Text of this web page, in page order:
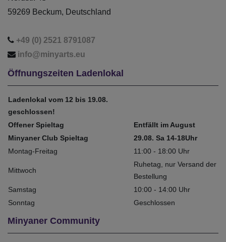
59269 Beckum, Deutschland
+49 (0) 2521 8791087
info@minyarts.eu
Öffnungszeiten Ladenlokal
Ladenlokal vom 12 bis 19.08.
geschlossen!
Offener Spieltag
Entfällt im August
Minyaner Club Spieltag
29.08. Sa 14-18Uhr
Montag-Freitag
11:00 - 18:00 Uhr
Mittwoch
Ruhetag, nur Versand der
Bestellung
Samstag
10:00 - 14:00 Uhr
Sonntag
Geschlossen
Minyaner Community